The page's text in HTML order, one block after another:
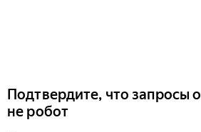
Подтвердите, что запросы
не робот